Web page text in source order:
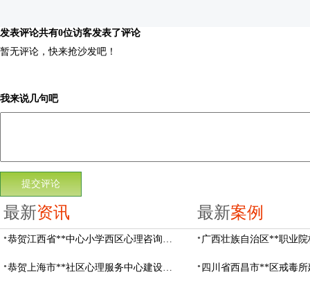
发表评论共有0位访客发表了评论
暂无评论，快来抢沙发吧！
我来说几句吧
最新资讯
恭贺江西省**中心小学西区心理咨询教室设备采购项目由阳光心健代理商中标
恭贺上海市**社区心理服务中心建设项目由阳光心健代理商中标
最新案例